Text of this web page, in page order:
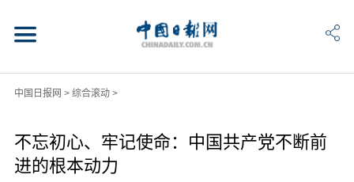
中国日报网 > 综合滚动>
不忘初心、牢记使命：中国共产党不断前
进的根本动力